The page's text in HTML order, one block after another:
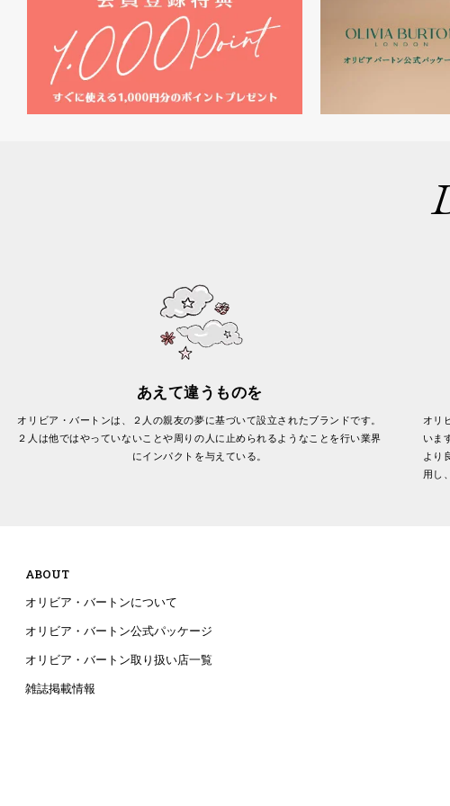
あえて違うものを
オリビア・バートンは、２人の親友の夢に基づいて設立されたブランドです。
２人は他ではやっていないことや周りの人に止められるようなことを行い業界
にインパクトを与えている。
オリ
いま
より
用し
ABOUT
オリビア・バートンについて
オリビア・バートン公式パッケージ
オリビア・バートン取り扱い店一覧
雑誌掲載情報